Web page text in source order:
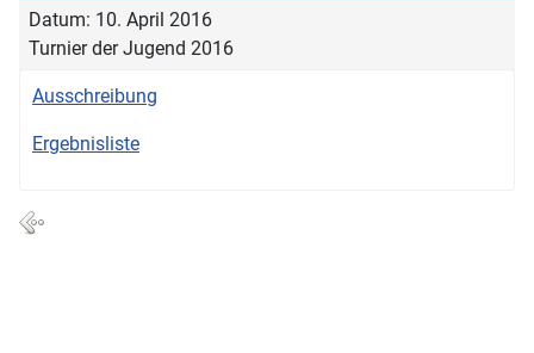
Datum: 10. April 2016
Turnier der Jugend 2016
Ausschreibung
Ergebnisliste